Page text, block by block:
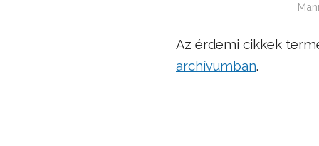
Az érdemi cikkek
archívumban.